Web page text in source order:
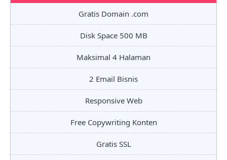
Gratis Domain .com
Disk Space 500 MB
Maksimal 4 Halaman
2 Email Bisnis
Responsive Web
Free Copywriting Konten
Gratis SSL